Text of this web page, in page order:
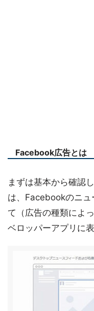
Facebook広告とは
まずは基本から確認
は、Facebookのニュ
て（広告の種類によ
ベロッパーアプリに